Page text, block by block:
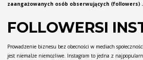
zaangażowanych osób obserwujących (followers) .
FOLLOWERSI
Prowadzenie biznesu bez obecności w mediach
jest niemalże niemożliwe. Instagram to jedna z